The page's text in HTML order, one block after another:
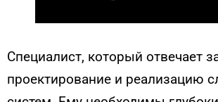
Специалист, который отвечает
проектирование и реализацию